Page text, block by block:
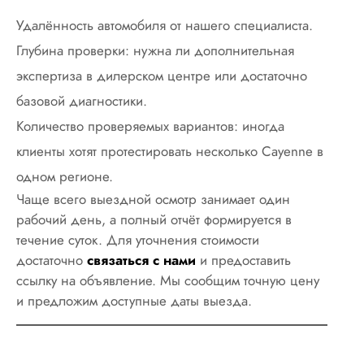
Удалённость автомобиля от нашего специалиста.
Глубина проверки: нужна ли дополнительная
экспертиза в дилерском центре или достаточно
базовой диагностики.
Количество проверяемых вариантов: иногда
клиенты хотят протестировать несколько Cayenne в
одном регионе.
Чаще всего выездной осмотр занимает один
рабочий день, а полный отчёт формируется в
течение суток. Для уточнения стоимости
достаточно связаться с нами и предоставить
ссылку на объявление. Мы сообщим точную цену
и предложим доступные даты выезда.